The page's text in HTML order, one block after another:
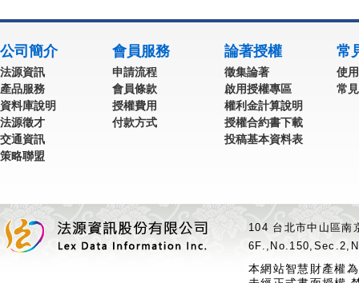
公司簡介
法源資訊
產品服務
資料庫說明
法源徵才
交通資訊
策略聯盟
會員服務
申請流程
會員條款
授權費用
付款方式
論著授權
徵集論著
啟用授權專區
權利金計算說明
授權合約書下載
投稿基本資料表
常
使
常
104 台北市中山區
本網站智慧財產權